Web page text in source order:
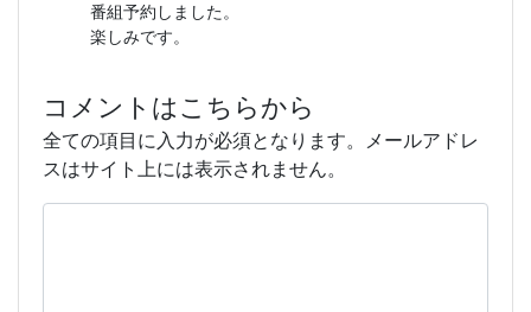
番組予約しました。
楽しみです。
コメントはこちらから
全ての項目に入力が必須となります。メールアドレ
スはサイト上には表示されません。